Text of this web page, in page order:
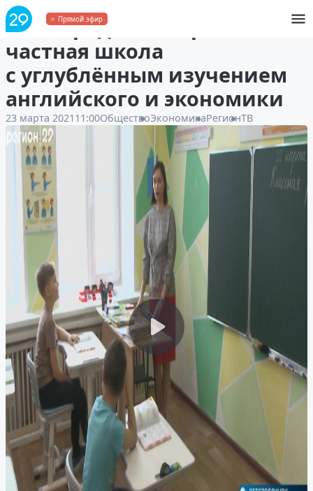
Прямой эфир
В Северодвинске работает
частная школа
с углублённым изучением
английского и экономики
23 марта 2021 11:00ОбществоЭкономикаРегионТВ